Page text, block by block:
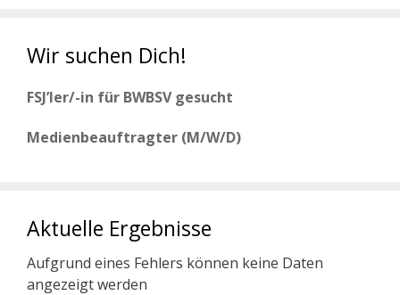
Wir suchen Dich!
FSJ’ler/-in für BWBSV gesucht
Medienbeauftragter (M/W/D)
Aktuelle Ergebnisse
Aufgrund eines Fehlers können keine Daten
angezeigt werden